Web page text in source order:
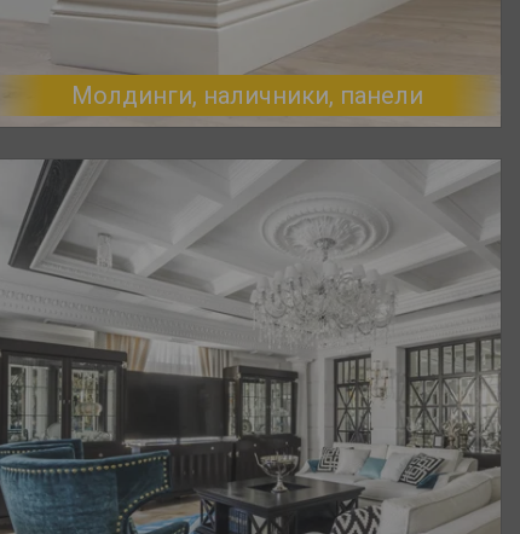
Молдинги, наличники, панели